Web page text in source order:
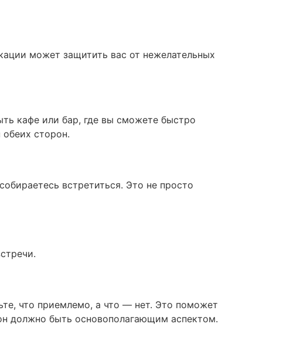
может защитить вас от нежелательных
кафе или бар, где вы сможете быстро
сторон.
встретиться. Это не просто
что приемлемо, а что — нет. Это поможет
должно быть основополагающим аспектом.